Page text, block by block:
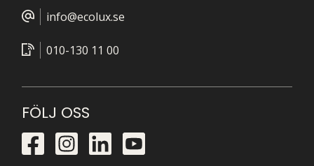
info@ecolux.se
010-130 11 00
FÖLJ OSS